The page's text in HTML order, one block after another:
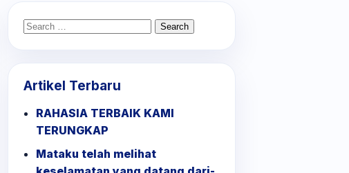
Search
Artikel Terbaru
RAHASIA TERBAIK KAMI
TERUNGKAP
Mataku telah melihat